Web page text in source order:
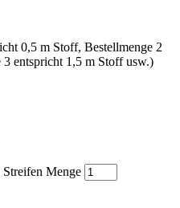
0,5 m Stoff, Bestellmenge 2
entspricht 1,5 m Stoff usw.)
Menge